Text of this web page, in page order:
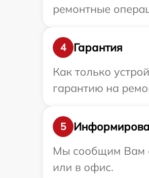
ремонтные
4
Гарантия
Как только
гарантию на
5
Мы сообщим Вам
или в офис.